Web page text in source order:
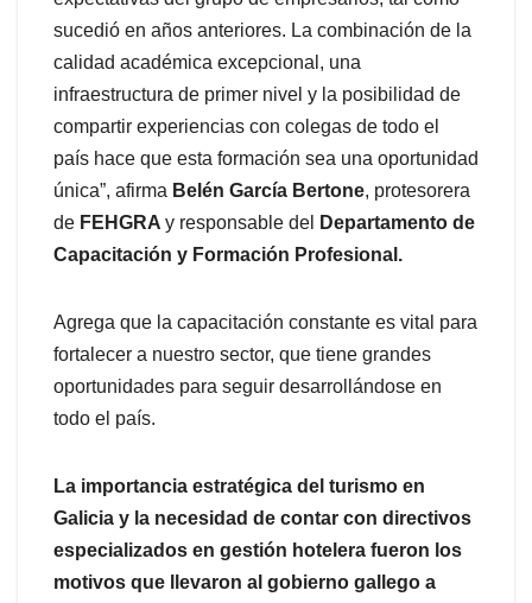
sucedió en años anteriores. La combinación de la
calidad académica excepcional, una
infraestructura de primer nivel y la posibilidad de
compartir experiencias con colegas de todo el
país hace que esta formación sea una oportunidad
única”, afirma Belén García Bertone, protesorera
de FEHGRA y responsable del
Departamento de
Capacitación y Formación Profesional.
Agrega que la capacitación constante es vital para
fortalecer a nuestro sector, que tiene grandes
oportunidades para seguir desarrollándose en
todo el país.
La importancia estratégica del turismo en
Galicia y la necesidad de contar con directivos
especializados en gestión hotelera fueron los
motivos que llevaron al gobierno gallego a